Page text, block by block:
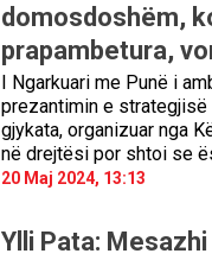
domosdoshëm,
prapambetura,
I Ngarkuari me Punë i
prezantimin e
gjykata, organizuar nga
në drejtësi por shtoi se
20 Maj 2024, 13:13
Ylli Pata: